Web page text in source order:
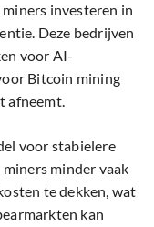
investeren in
Deze bedrijven
voor AI-
Bitcoin mining
afneemt.
voor stabielere
minder vaak
te dekken, wat
kan